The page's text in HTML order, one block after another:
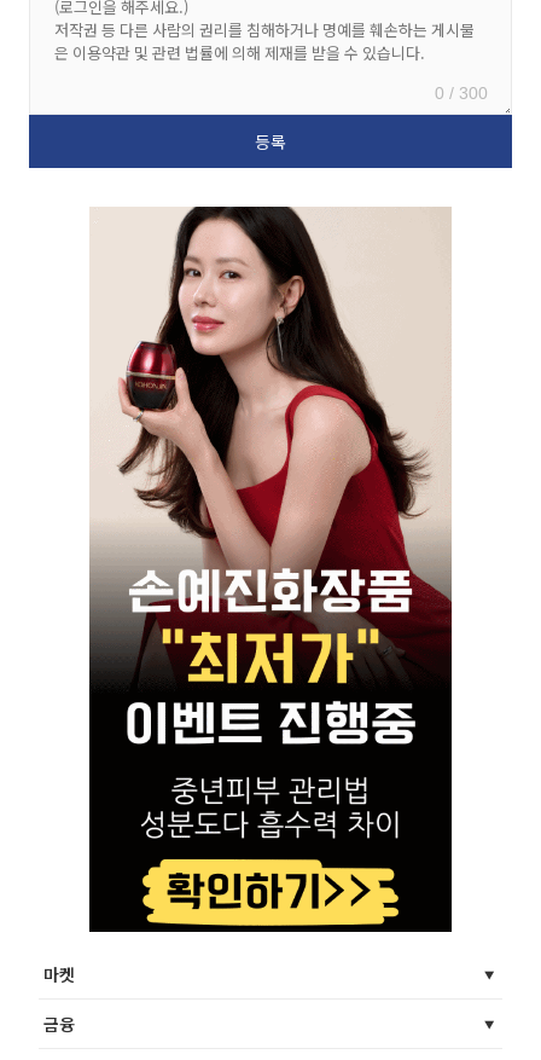
0 / 300
마켓
금융